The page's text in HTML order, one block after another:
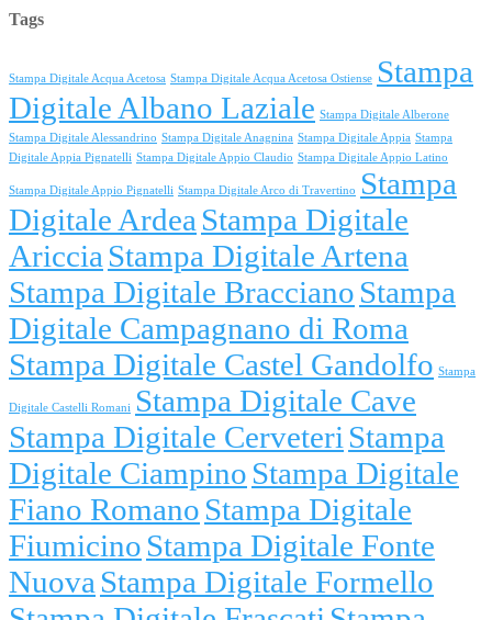
Tags
Stampa Digitale Acqua Acetosa Stampa Digitale Acqua Acetosa Ostiense Stampa
Digitale Albano Laziale Stampa Digitale Alberone
Stampa Digitale Alessandrino Stampa Digitale Anagnina Stampa Digitale Appia Stampa
Digitale Appia Pignatelli Stampa Digitale Appio Claudio Stampa Digitale Appio Latino
Stampa Digitale Appio Pignatelli Stampa Digitale Arco di Travertino
Stampa
Digitale Ardea Stampa Digitale
Ariccia Stampa Digitale Artena
Stampa Digitale Bracciano Stampa
Digitale Campagnano di Roma
Stampa Digitale Castel Gandolfo Stampa
Digitale Castelli Romani
Stampa Digitale Cave
Stampa Digitale Cerveteri Stampa
Digitale Ciampino Stampa Digitale
Fiano Romano Stampa Digitale
Fiumicino Stampa Digitale Fonte
Nuova Stampa Digitale Formello